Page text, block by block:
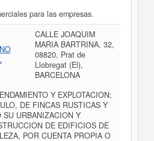
para las empresas.
CALLE JOAQUIM
MARIA BARTRINA, 32,
08820, Prat de
Llobregat (El),
BARCELONA
Y EXPLOTACION;
DE FINCAS RUSTICAS Y
SU URBANIZACION Y
DE EDIFICIOS DE
POR CUENTA PROPIA O